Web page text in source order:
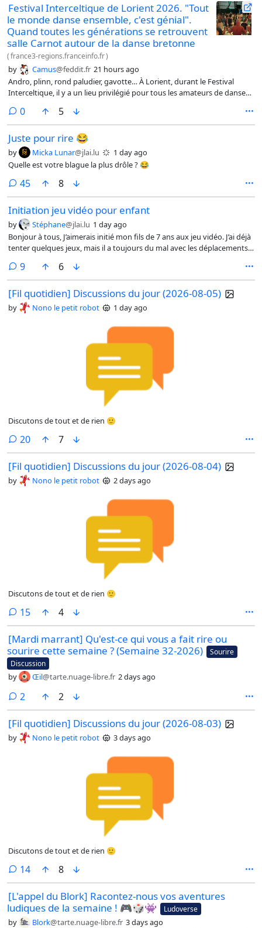
Festival Interceltique de Lorient 2026. "Tout
le monde danse ensemble, c'est génial".
Quand toutes les générations se retrouvent
salle Carnot autour de la danse bretonne
(france3-regions.franceinfo.fr)
by Camus@feddit.fr 21 hours ago
Andro, plinn, rond paludier, gavotte… À Lorient, durant le Festival
Interceltique, il y a un lieu privilégié pour tous les amateurs de danse
0comments
5
Juste pour rire 😂
by Micka Lunar@jlai.lu
1 day ago
Quelle est votre blague la plus drôle ? 😂
45comments
8
Initiation jeu vidéo pour enfant
by Stéphane@jlai.lu 1 day ago
Bonjour à tous, J’aimerais initié mon fils de 7 ans aux jeu vidéo. J’ai déjà
tenter quelques jeux, mais il a toujours du mal avec les déplacements.
compromis entre facilité, histoire et âge.
9comments
6
[Fil quotidien] Discussions du jour (2026-08-05)
by Nono le petit robot 1 day ago
Discutons de tout et de rien 🙂
20comments
7
[Fil quotidien] Discussions du jour (2026-08-04)
by Nono le petit robot 2 days ago
Discutons de tout et de rien 🙂
15comments
4
[Mardi marrant] Qu'est-ce qui vous a fait rire ou
sourire cette semaine ? (Semaine 32-2026)
Sourire
Discussion
by Œil@tarte.nuage-libre.fr 2 days ago
2 comments
2
[Fil quotidien] Discussions du jour (2026-08-03)
by Nono le petit robot 3 days ago
Discutons de tout et de rien 🙂
14comments
8
[L'appel du Blork] Racontez-nous vos aventures
ludiques de la semaine ! 🎮🎲👾
Ludoverse
by Blork@tarte.nuage-libre.fr 3 days ago